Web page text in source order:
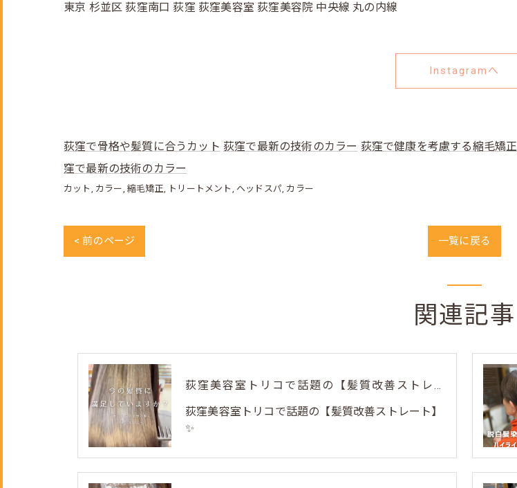
東京 杉並区 荻窪南口 荻窪 荻窪美容室 荻窪美容院 中央線 丸の内線
Instagramへ
荻窪で骨格や髪質に合うカット 荻窪で最新の技術のカラー 荻窪で健康を考慮する縮毛矯正
窪で最新の技術のカラー
カット カラー 縮毛矯正 トリートメント ヘッドスパ カラー
< 前のページ 一覧に戻る
関連記事
荻窪美容室トリコで話題の【髪質改善ストレート】✨
荻窪美容室トリコで話題の【髪質改善ストレート】
✨